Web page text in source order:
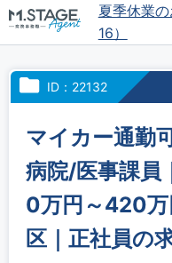
夏季休業
16）
ID：22132
マイカー通勤
病院/医事課員
0万円～420万
区｜正社員の